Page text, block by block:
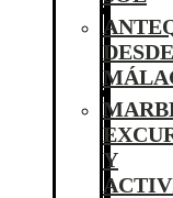
DESDE
Y